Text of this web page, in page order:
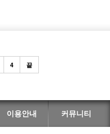
4 끝
이용안내 커뮤니티